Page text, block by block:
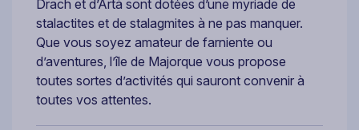
Drach et d’Artà sont dotées d’une myriade de
stalactites et de stalagmites à ne pas manquer.
Que vous soyez amateur de farniente ou
d’aventures, l’île de Majorque vous propose
toutes sortes d’activités qui sauront convenir à
toutes vos attentes.